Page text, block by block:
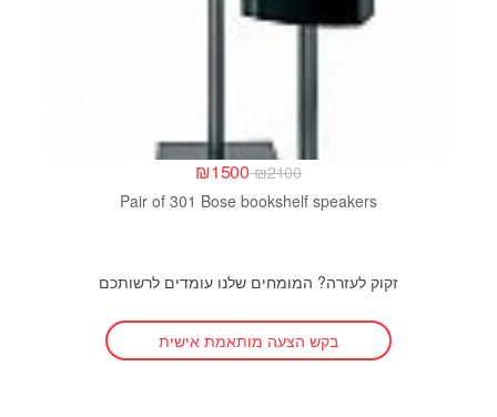
₪2100
₪1500
Pair of 301 Bose bookshelf speakers
זקוק לעזרה? המומחים שלנו עומדים לרשותכם
בקש הצעה מותאמת אישית